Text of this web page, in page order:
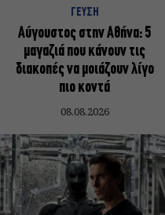
ΓΕΥΣΗ
Αύγουστος στην Αθήνα: 5
μαγαζιά που κάνουν τις
διακοπές να μοιάζουν λίγο
πιο κοντά
08.08.2026